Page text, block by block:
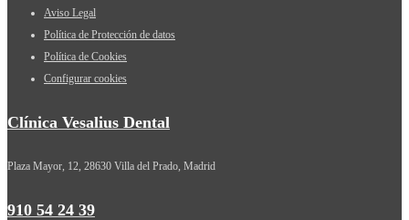
Aviso Legal
Política de Protección de datos
Política de Cookies
Configurar cookies
Clínica Vesalius Dental
Plaza Mayor, 12, 28630 Villa del Prado, Madrid
910 54 24 39